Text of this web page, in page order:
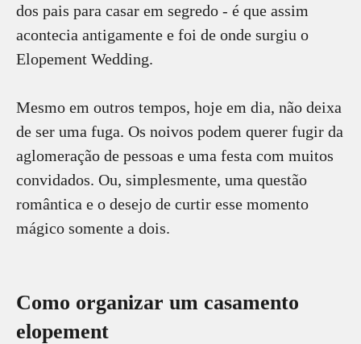
dos pais para casar em segredo - é que assim
acontecia antigamente e foi de onde surgiu o
Elopement Wedding.
Mesmo em outros tempos, hoje em dia, não deixa
de ser uma fuga. Os noivos podem querer fugir da
aglomeração de pessoas e uma festa com muitos
convidados. Ou, simplesmente, uma questão
romântica e o desejo de curtir esse momento
mágico somente a dois.
Como organizar um casamento
elopement